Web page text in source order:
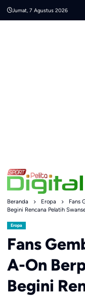
Jumat, 7 Agustus 2026
Beranda Eropa
Fans
Begini Rencana Pelatih
Eropa
Fans
A-On
Begini